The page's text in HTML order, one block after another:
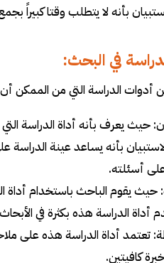
بأنه لا يتطلب وقتا كبيراً
في البحث:
أدوات الدراسة التي من الممكن
حيث يعرف بأنه أداة الدراسة
بأنه يساعد عينة
على أسئلته.
حيث يقوم الباحث باستخدام أداة
أداة الدراسة هذه بكثرة في الأبحاث
تعتمد أداة الدراسة هذه على
كافيتين.